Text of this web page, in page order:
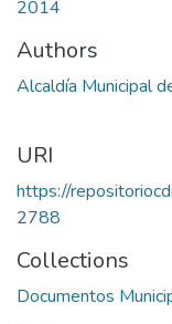
2014
Authors
Alcaldía Municipal
URI
https://
2788
Collections
Documentos